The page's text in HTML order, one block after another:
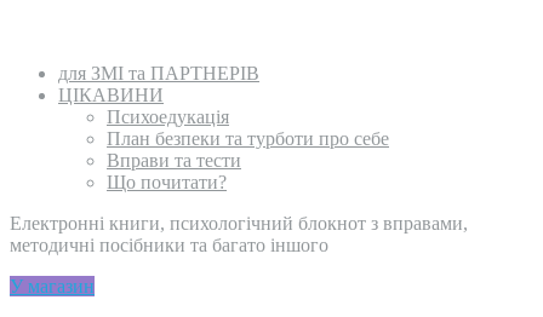
для ЗМІ та ПАРТНЕРІВ
ЦІКАВИНИ
Психоедукація
План безпеки та турботи про себе
Вправи та тести
Що почитати?
Електронні книги, психологічний блокнот з вправами,
методичні посібники та багато іншого
У магазин